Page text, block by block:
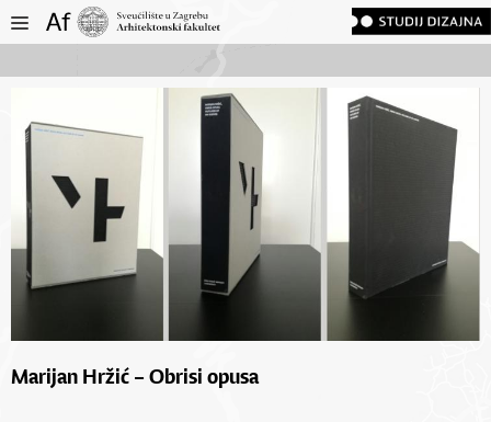
Marijan Hržić – Obrisi opusa